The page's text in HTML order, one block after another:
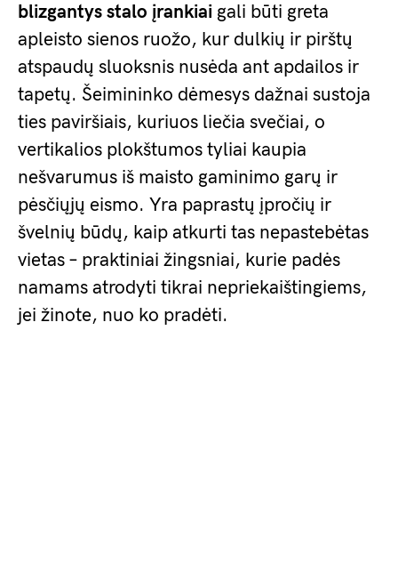
blizgantys stalo įrankiai gali būti greta
apleisto sienos ruožo, kur dulkių ir pirštų
atspaudų sluoksnis nusėda ant apdailos ir
tapetų. Šeimininko dėmesys dažnai sustoja
ties paviršiais, kuriuos liečia svečiai, o
vertikalios plokštumos tyliai kaupia
nešvarumus iš maisto gaminimo garų ir
pėsčiųjų eismo. Yra paprastų įpročių ir
švelnių būdų, kaip atkurti tas nepastebėtas
vietas – praktiniai žingsniai, kurie padės
namams atrodyti tikrai nepriekaištingiems,
jei žinote, nuo ko pradėti.